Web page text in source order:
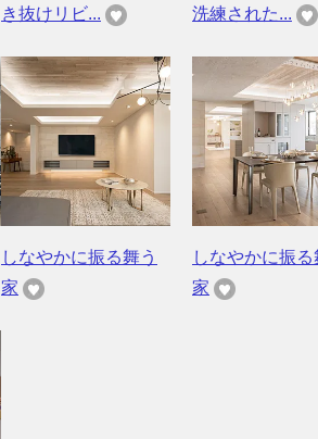
き抜けリビ...
洗練された...
しなやかに振る舞う
家
しなやかに振る
家